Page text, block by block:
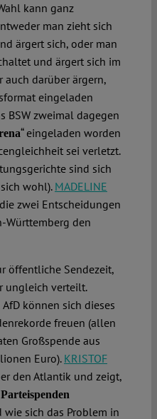
kann ganz
man zieht sich
ärgert sich, oder man
und ärgert sich im
auch darüber ärgern,
eingeladen
BSW zweimal dagegen
“ eingeladen worden
sei verletzt.
sind sich
wohl).MADELINE
zwei Entscheidungen
Württemberg den
öffentliche Sendezeit,
ungleich verteilt.
AfD können sich dieses
freuen (allen
Großspende aus
Euro). KRISTOF
den Atlantik und zeigt,
sich das Problem in